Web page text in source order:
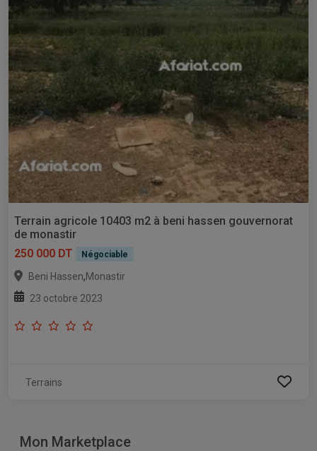
Terrain agricole 10403 m2 à beni hassen gouvernorat
de monastir
250 000 DT
Négociable
Beni Hassen,Monastir
23 octobre 2023
Terrains
Mon Marketplace